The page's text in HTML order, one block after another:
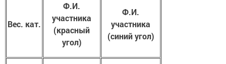
Вес. кат.
Ф.И.
участника
(красный
угол)
Ф.И.
участника
(синий угол)